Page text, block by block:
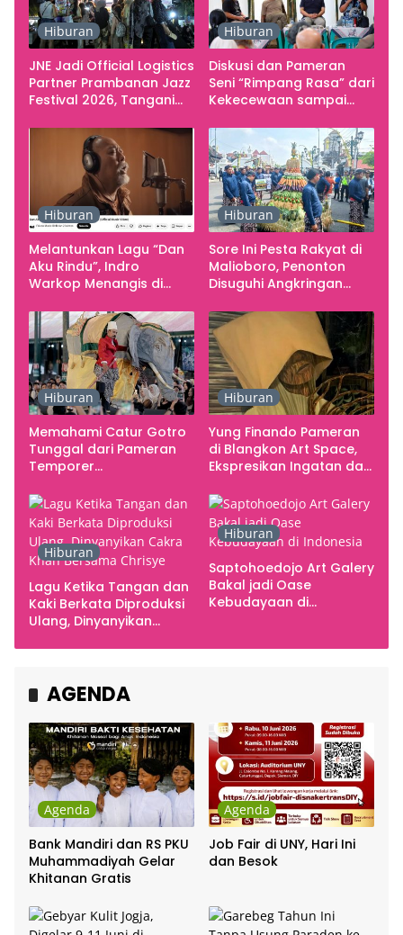
Hiburan
JNE Jadi Official Logistics
Partner Prambanan Jazz
Festival 2026, Tangani
Kebutuhan Konser
Hiburan
Diskusi dan Pameran
Seni “Rimpang Rasa” dari
Kekecewaan sampai
Yogyakarta sebagai
Pusat Pergerakan Seni
Rupa Indonesia
Hiburan
Melantunkan Lagu “Dan
Aku Rindu”, Indro
Warkop Menangis di
Hiburan
Sore Ini Pesta Rakyat di
Malioboro, Penonton
Disuguhi Angkringan
Hiburan
Memahami Catur Gotro
Tunggal dari Pameran
Temporer
Hiburan
Yung Finando Pameran
di Blangkon Art Space,
Ekspresikan Ingatan dan
Hiburan
Lagu Ketika Tangan dan
Kaki Berkata Diproduksi
Ulang, Dinyanyikan
Hiburan
Saptohoedojo Art Galery
Bakal jadi Oase
Kebudayaan di
AGENDA
Agenda
Bank Mandiri dan RS PKU
Muhammadiyah Gelar
Khitanan Gratis
Agenda
Job Fair di UNY, Hari Ini
dan Besok